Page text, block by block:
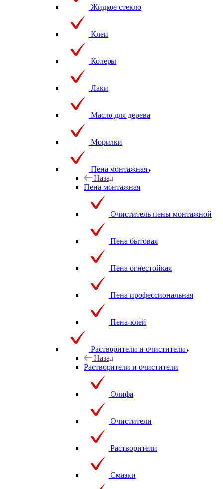
Жидкое стекло
Клеи
Колеры
Лаки
Масло для дерева
Морилки
Пена монтажная
Назад
Пена монтажная
Очиститель пены монтажной
Пена бытовая
Пена огнестойкая
Пена профессиональная
Пена-клей
Растворители и очистители
Назад
Растворители и очистители
Олифа
Очистители
Растворители
Смазки